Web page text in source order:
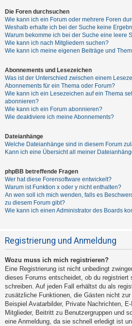
e
n
u
c
h
e
F
A
Die Foren durchsuchen
Wie kann ich ein Forum oder mehrere Foren
Weshalb erhalte ich bei der Suche keine
Warum bekomme ich bei der Suche eine leere
Wie kann ich nach Mitgliedern suchen?
Wie kann ich meine eigenen Beiträge und
Abonnements und Lesezeichen
Was ist der Unterschied zwischen einem
Abonnements für ein Thema oder Forum?
Wie kann ich ein Lesezeichen auf ein Thema
abonnieren?
Wie kann ich ein Forum abonnieren?
Wie deaktiviere ich meine Abonnements?
Dateianhänge
Welche Dateianhänge sind in diesem Forum
Kann ich eine Übersicht all meiner
phpBB betreffende Fragen
Wer hat diese Forensoftware entwickelt?
Warum ist Funktion x oder y nicht enthalten?
An wen soll ich mich wenden, falls es
zu diesem Forum gibt?
Wie kann ich einen Administrator des Boards
Registrierung und Anmeldung
Wozu muss ich mich registrieren?
Eine Registrierung ist nicht unbedingt
dieses Forums entscheidet, ob du
schreiben. Auf jeden Fall erhältst du als
zusätzliche Funktionen, die Gästen nicht
Beispiel Avatarbilder, Private Nachrichten,
Mitglieder, Beitritt zu Benutzergruppen und
eine Anmeldung, da sie schnell erledigt ist